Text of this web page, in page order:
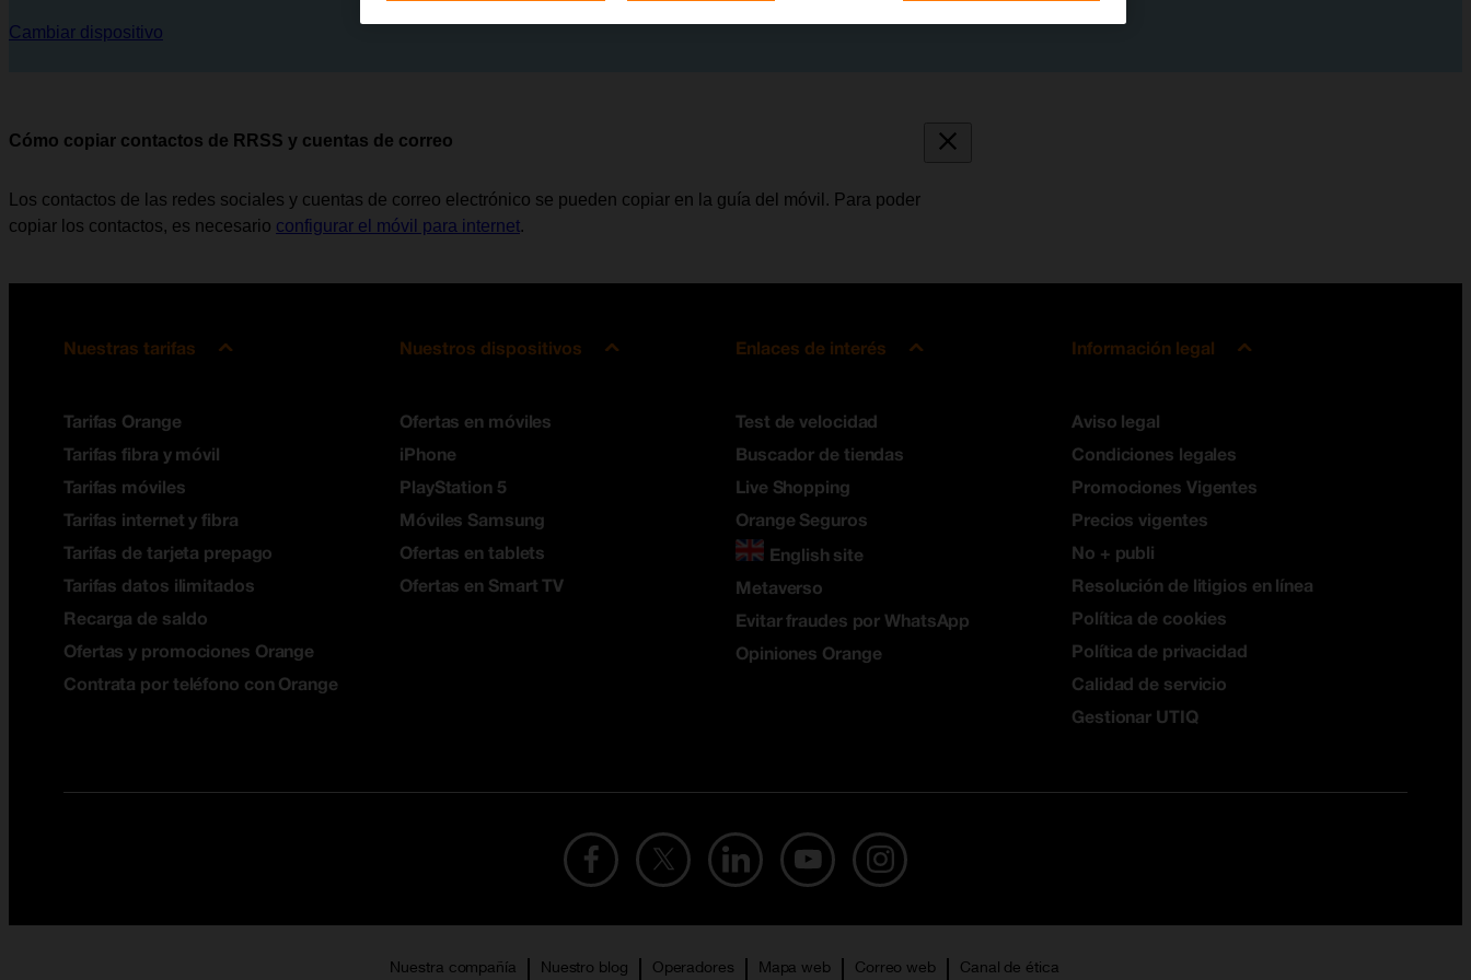
Cambiar dispositivo
Cómo copiar contactos de RRSS y cuentas de correo
Los contactos de las redes sociales y cuentas de correo electrónico se pueden copiar en la guía del móvil. Para poder
copiar los contactos, es necesario configurar el móvil para internet.
Nuestras tarifas
Tarifas Orange
Tarifas fibra y móvil
Tarifas móviles
Tarifas internet y fibra
Tarifas de tarjeta prepago
Tarifas datos ilimitados
Recarga de saldo
Ofertas y promociones Orange
Contrata por teléfono con Orange
Nuestros dispositivos
Ofertas en móviles
iPhone
PlayStation 5
Móviles Samsung
Ofertas en tablets
Ofertas en Smart TV
Enlaces de interés
Test de velocidad
Buscador de tiendas
Live Shopping
Orange Seguros
English site
Metaverso
Evitar fraudes por WhatsApp
Opiniones Orange
Información legal
Aviso legal
Condiciones legales
Promociones Vigentes
Precios vigentes
No + publi
Resolución de litigios en línea
Política de cookies
Política de privacidad
Calidad de servicio
Gestionar UTIQ
Nuestra compañía Nuestro blog Operadores Mapa web Correo web Canal de ética